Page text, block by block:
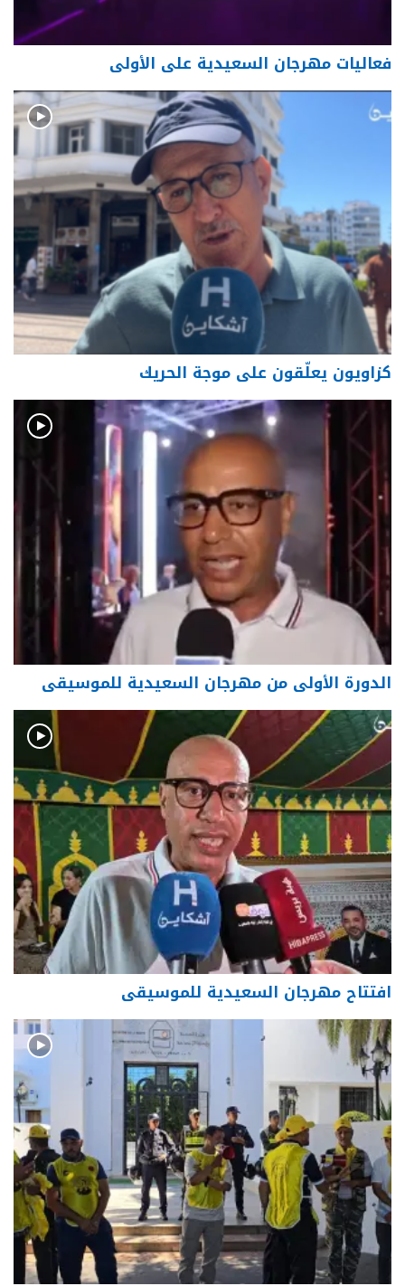
فعاليات مهرجان السعيدية على الأولى
كزاويون يعلّقون على موجة الحريك
الدورة الأولى من مهرجان السعيدية للموسيقى
افتتاح مهرجان السعيدية للموسيقى